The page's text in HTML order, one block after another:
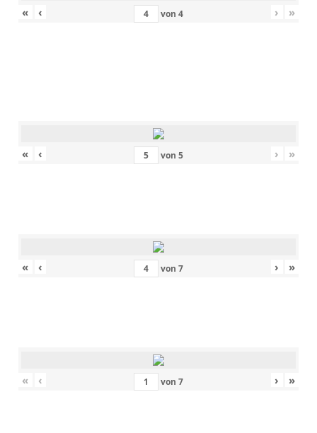
« ‹ von 4 › »
« ‹ von 5 › »
« ‹ von 7 › »
« ‹ von 7 › »